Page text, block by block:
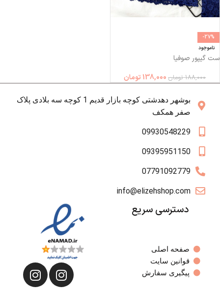
-27%
ناموجود
ست گیپور صوفیا
188,000 تومان 138,000 تومان
بوشهر دهدشتی کوچه بازار قدیم 1 کوچه سه بلادی پلاک
صفر همکف
09930548229
09395951150
07791092779
info@elizehshop.com
دسترسی سریع
صفحه اصلی
قوانین سایت
پیگیری سفارش